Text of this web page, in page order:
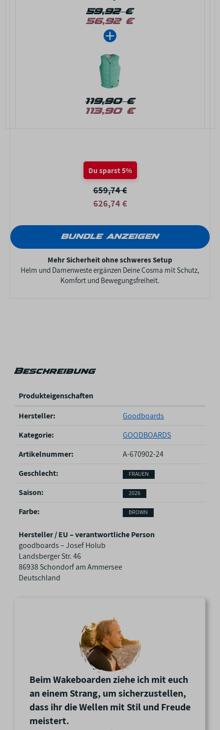
56,92 €
59,92 €
113,90 €
119,90 €
Du sparst 5%
659,74 €
626,74 €
BUNDLE ANZEIGEN
Mehr Sicherheit ohne schweres Setup
Helm und Damenweste ergänzen Deine Cosma mit Schutz,
Komfort und Bewegungsfreiheit.
Beschreibung
Produkteigenschaften
Hersteller:
Goodboards
Kategorie:
GOODBOARDS
Artikelnummer:
A-670902-24
Geschlecht‍:
FRAUEN
Saison‍: 2026
Farbe‍: BROWN
Hersteller / EU – verantwortliche Person
goodboards – Josef Holub
Landsberger Str. 46
86938 Schondorf am Ammersee
Deutschland
Beim Wakeboarden ziehe ich mit euch
an einem Strang, um sicherzustellen,
dass ihr die Wellen mit Stil und Freude
meistert.